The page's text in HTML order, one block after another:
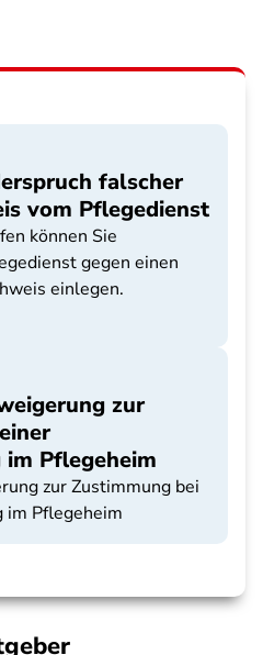
falscher
vom Pflegedienst
können Sie
gegen einen
einlegen.
zur
Pflegeheim
zur Zustimmung bei
im Pflegeheim